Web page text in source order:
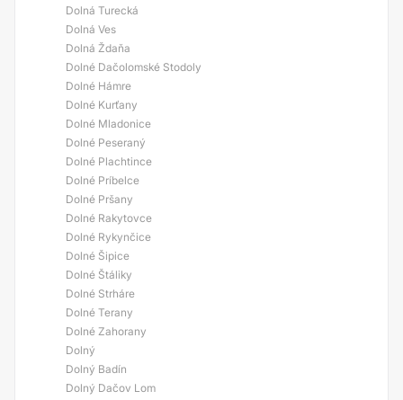
Dolná Turecká
Dolná Ves
Dolná Ždaňa
Dolné Dačolomské Stodoly
Dolné Hámre
Dolné Kurťany
Dolné Mladonice
Dolné Peseraný
Dolné Plachtince
Dolné Príbelce
Dolné Pršany
Dolné Rakytovce
Dolné Rykynčice
Dolné Šipice
Dolné Štáliky
Dolné Strháre
Dolné Terany
Dolné Zahorany
Dolný
Dolný Badín
Dolný Dačov Lom